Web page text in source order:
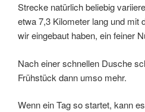
Strecke natürlich beliebig
etwa 7,3 Kilometer lang und mit
wir eingebaut haben, ein feiner
Nach einer schnellen Dusche
Frühstück dann umso mehr.
Wenn ein Tag so startet, kann